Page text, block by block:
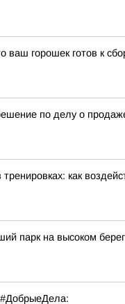
ваш горошек готов к
по делу о
как
парк на высоком